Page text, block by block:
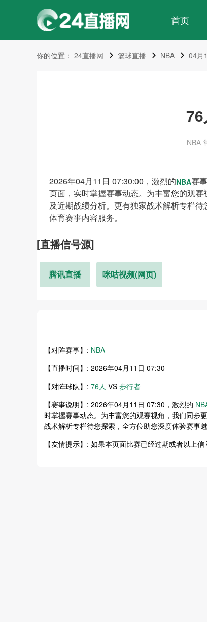
首页
你的位置： 24直播网 篮球直播 NBA 04月
76
NBA
2026年04月11日 07:30:00，激烈的NBA赛
页面，实时掌握赛事动态。为丰富您的观
及近期战绩分析。更有独家战术解析专栏
体育赛事内容服务。
[直播信号源]
腾讯直播 咪咕视频(网页)
【对阵赛事】: NBA
【直播时间】: 2026年04月11日 07:30
【对阵球队】: 76人 VS 步行者
【赛事说明】: 2026年04月11日 07:30，激烈的
时掌握赛事动态。为丰富您的观赛视角，我们同步
战术解析专栏待您探索，全方位助您深度体验赛事魅
【友情提示】: 如果本页面比赛已经过期或者以上